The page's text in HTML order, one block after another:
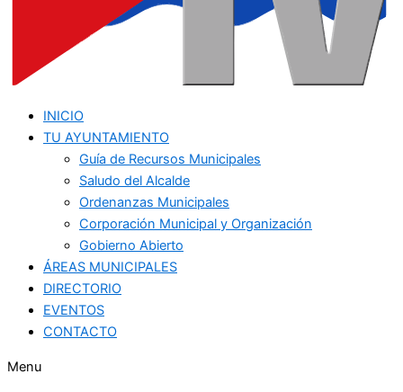
INICIO
TU AYUNTAMIENTO
Guía de Recursos Municipales
Saludo del Alcalde
Ordenanzas Municipales
Corporación Municipal y Organización
Gobierno Abierto
ÁREAS MUNICIPALES
DIRECTORIO
EVENTOS
CONTACTO
Menu